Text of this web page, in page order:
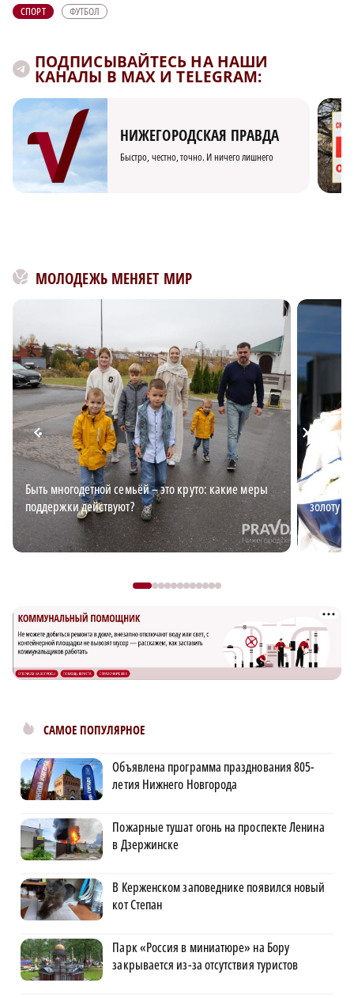
СПОРТ ФУТБОЛ
ПОДПИСЫВАЙТЕСЬ НА НАШИ
КАНАЛЫ В MAX И TELEGRAM:
НИЖЕГОРОДСКАЯ ПРАВДА
Быстро, честно, точно. И ничего лишнего
МОЛОДЕЖЬ МЕНЯЕТ МИР
Быть многодетной семьёй – это круто: какие меры
поддержки действуют?
золоту
САМОЕ ПОПУЛЯРНОЕ
Объявлена программа празднования 805-
летия Нижнего Новгорода
Пожарные тушат огонь на проспекте Ленина
в Дзержинске
В Керженском заповеднике появился новый
кот Степан
Парк «Россия в миниатюре» на Бору
закрывается из-за отсутствия туристов